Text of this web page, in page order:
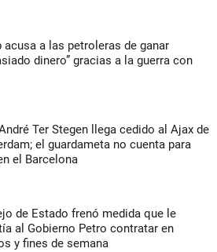
acusa a las petroleras de ganar
dinero” gracias a la guerra con
Ter Stegen llega cedido al Ajax de
el guardameta no cuenta para
el Barcelona
de Estado frenó medida que le
al Gobierno Petro contratar en
y fines de semana